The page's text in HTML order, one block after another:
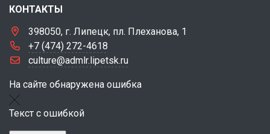
КОНТАКТЫ
398050, г. Липецк, пл. Плеханова, 1
+7 (474) 272-4618
culture@admlr.lipetsk.ru
На сайте обнаружена ошибка
Текст с ошибкой